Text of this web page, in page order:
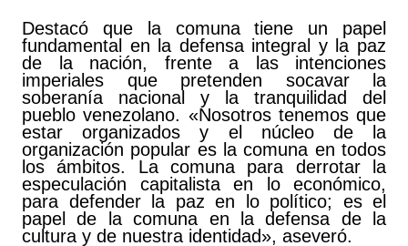
Destacó que la comuna tiene un papel
fundamental en la defensa integral y la paz
de la nación, frente a las intenciones
imperiales que pretenden socavar la
soberanía nacional y la tranquilidad del
pueblo venezolano. «Nosotros tenemos que
estar organizados y el núcleo de la
organización popular es la comuna en todos
los ámbitos. La comuna para derrotar la
especulación capitalista en lo económico,
para defender la paz en lo político; es el
papel de la comuna en la defensa de la
cultura y de nuestra identidad», aseveró.